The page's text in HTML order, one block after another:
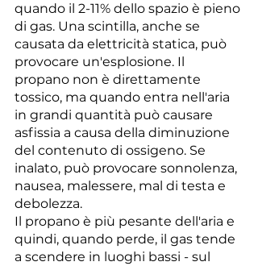
quando il 2-11% dello spazio è pieno
di gas. Una scintilla, anche se
causata da elettricità statica, può
provocare un'esplosione. Il
propano non è direttamente
tossico, ma quando entra nell'aria
in grandi quantità può causare
asfissia a causa della diminuzione
del contenuto di ossigeno. Se
inalato, può provocare sonnolenza,
nausea, malessere, mal di testa e
debolezza.
Il propano è più pesante dell'aria e
quindi, quando perde, il gas tende
a scendere in luoghi bassi - sul